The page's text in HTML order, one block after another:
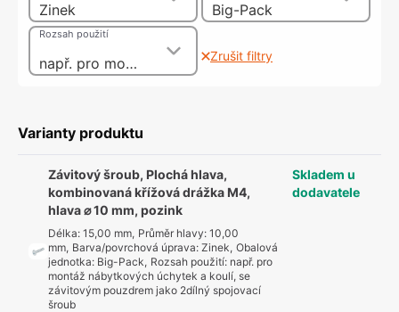
Zinek Big-Pack
např. pro montáž nábytkových úchytek a koulí, se závitovým pouzdrem jako 2dílný spojovací šroub
Rozsah použití
Zrušit filtry
Varianty produktu
Závitový šroub, Plochá hlava,
kombinovaná křížová drážka M4,
hlava ⌀ 10 mm, pozink
Délka: 15,00 mm, Průměr hlavy: 10,00
mm, Barva/povrchová úprava: Zinek, Obalová
jednotka: Big-Pack, Rozsah použití: např. pro
montáž nábytkových úchytek a koulí, se
závitovým pouzdrem jako 2dílný spojovací
šroub
Skladem u
dodavatele